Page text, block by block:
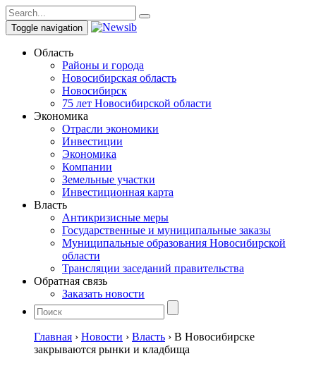
Toggle navigation
Область
Районы и города
Новосибирская область
Новосибирск
75 лет Новосибирской области
Экономика
Отрасли экономики
Инвестиции
Экономика
Компании
Земельные участки
Инвестиционная карта
Власть
Антикризисные меры
Государственные и муниципальные заказы
Муниципальные образования Новосибирской
области
Трансляции заседаний правительства
Обратная связь
Заказать новости
Главная › Новости › Власть › В Новосибирске
закрываются рынки и кладбища